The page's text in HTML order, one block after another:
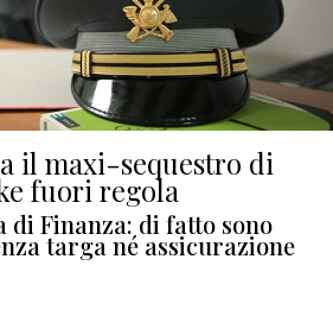
il maxi-sequestro di
fuori regola
Finanza: di fatto sono
targa né assicurazione